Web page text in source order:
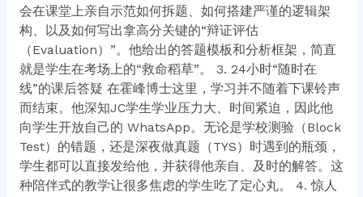
会在课堂上亲自示范如何拆题、如何搭建严谨的逻辑架
构、以及如何写出拿高分关键的“辩证评估
（Evaluation）”。他给出的答题模板和分析框架，简直
就是学生在考场上的“救命稻草”。 3. 24小时“随时在
线”的课后答疑 在霍峰博士这里，学习并不随着下课铃声
而结束。他深知JC学生学业压力大、时间紧迫，因此他
向学生开放自己的 WhatsApp。无论是学校测验（Block
Test）的错题，还是深夜做真题（TYS）时遇到的瓶颈，
学生都可以直接发给他，并获得他亲自、及时的解答。这
种陪伴式的教学让很多焦虑的学生吃了定心丸。 4. 惊人